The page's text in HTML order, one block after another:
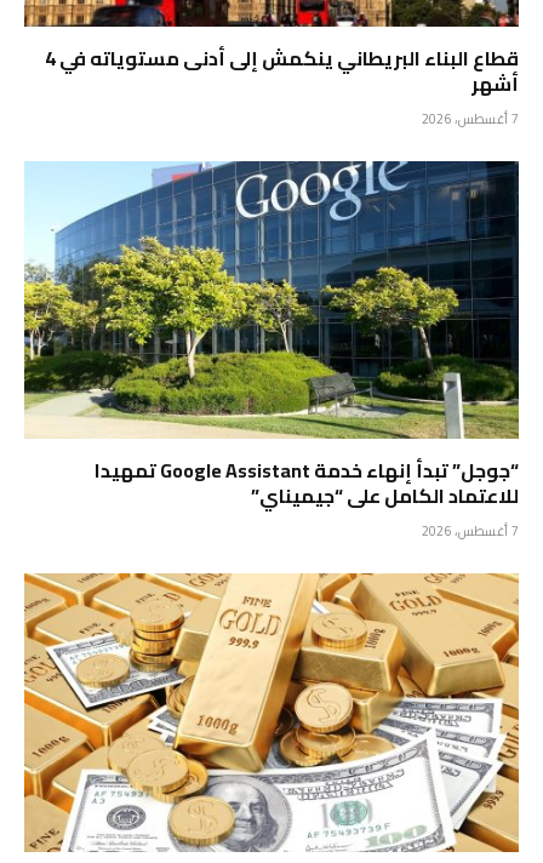
قطاع البناء البريطاني ينكمش إلى أدنى مستوياته في 4
أشهر
7 أغسطس، 2026
“جوجل” تبدأ إنهاء خدمة Google Assistant تمهيدا
للاعتماد الكامل على “جيميناي”
7 أغسطس، 2026